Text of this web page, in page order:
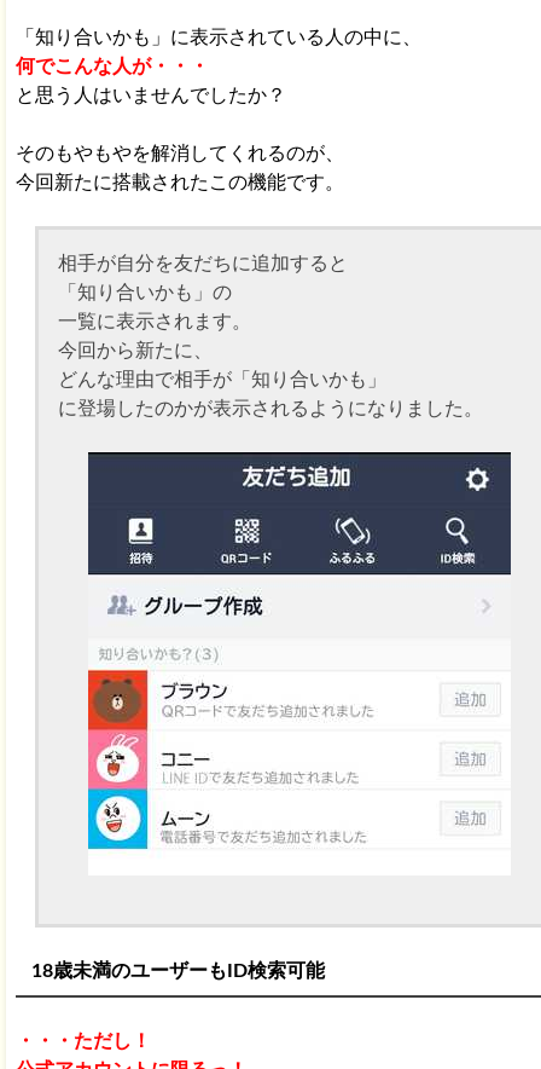
「知り合いかも」に表示されている人の中に、
何でこんな人が・・・
と思う人はいませんでしたか？
そのもやもやを解消してくれるのが、
今回新たに搭載されたこの機能です。
相手が自分を友だちに追加すると
「知り合いかも」の
一覧に表示されます。
今回から新たに、
どんな理由で相手が「知り合いかも」
に登場したのかが表示されるようになりました。
18歳未満のユーザーもID検索可能
・・・ただし！